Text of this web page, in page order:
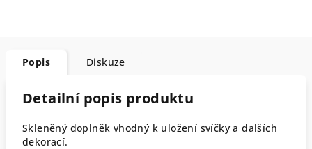
Popis Diskuze
Detailní popis produktu
Skleněný doplněk vhodný k uložení svíčky a dalších
dekorací.